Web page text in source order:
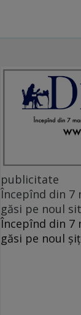
publicitate
Începînd din 7
găsi pe noul
Începînd din 7
găsi pe noul